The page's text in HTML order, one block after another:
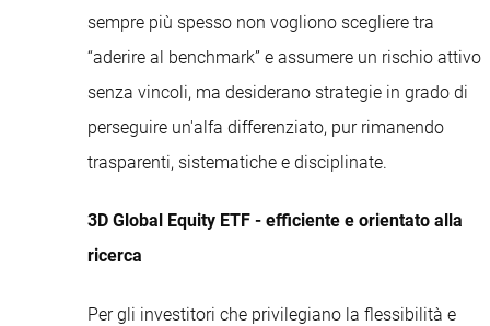
sempre più spesso non vogliono scegliere tra
“aderire al benchmark” e assumere un rischio attivo
senza vincoli, ma desiderano strategie in grado di
perseguire un'alfa differenziato, pur rimanendo
trasparenti, sistematiche e disciplinate.
3D Global Equity ETF - efficiente e orientato alla
ricerca
Per gli investitori che privilegiano la flessibilità e